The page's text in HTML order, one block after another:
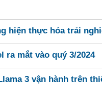
hiện thực hóa trải
ra mắt vào quý 3/2024
3 vận hành trên